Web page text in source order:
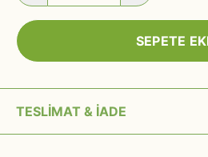
SEPETE
TESLİMAT & İADE